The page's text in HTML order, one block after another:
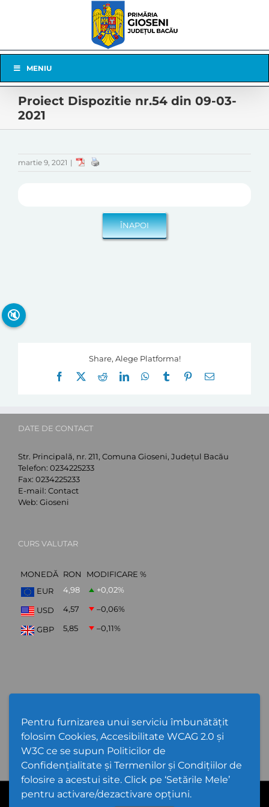
Pentru furnizarea unui serviciu îmbunătățit
folosim Cookies, Accesibilitate WCAG 2.0 și
W3C ce se supun Politicilor de
Confidențialitate și Termenilor și Condițiilor de
folosire a acestui site. Click pe ‘Setările Mele’
pentru activare/dezactivare opțiuni.
Navigation
MENIU
Proiect Dispozitie nr.54 din 09-03-
2021
martie 9, 2021 |
Share, Alege Platforma!
Facebook
RedditLinkedInWhatsApp
Tumblr Pinterest
E-
DATE DE CONTACT
Str. Principală, nr. 211, Comuna Gioseni, Județul Bacău
Telefon: 0234225233
Fax: 0234225233
E-mail: Contact
Web: Gioseni
CURS VALUTAR
MONEDĂ RON
MODIFICARE %
EUR
4,98 +0,02%
USD 4,57 –0,06%
GBP 5,85 –0,11%
Cod Județ 4 | Județul Bacău | Tipul UAT - 14 - C - Comună |
🔇